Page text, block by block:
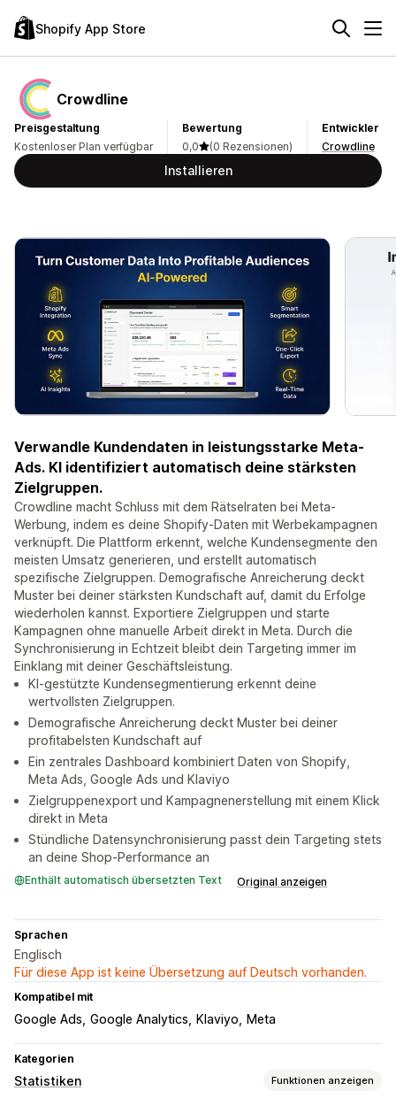
Shopify App Store
Crowdline
Preisgestaltung
Kostenloser Plan verfügbar
Bewertung
0,0
(0 Rezensionen)
Entwickler
Crowdline
Installieren
Verwandle Kundendaten in leistungsstarke Meta-
Ads. KI identifiziert automatisch deine stärksten
Zielgruppen.
Crowdline macht Schluss mit dem Rätselraten bei Meta-
Werbung, indem es deine Shopify-Daten mit Werbekampagnen
verknüpft. Die Plattform erkennt, welche Kundensegmente den
meisten Umsatz generieren, und erstellt automatisch
spezifische Zielgruppen. Demografische Anreicherung deckt
Muster bei deiner stärksten Kundschaft auf, damit du Erfolge
wiederholen kannst. Exportiere Zielgruppen und starte
Kampagnen ohne manuelle Arbeit direkt in Meta. Durch die
Synchronisierung in Echtzeit bleibt dein Targeting immer im
Einklang mit deiner Geschäftsleistung.
KI-gestützte Kundensegmentierung erkennt deine
wertvollsten Zielgruppen.
Demografische Anreicherung deckt Muster bei deiner
profitabelsten Kundschaft auf
Ein zentrales Dashboard kombiniert Daten von Shopify,
Meta Ads, Google Ads und Klaviyo
Zielgruppenexport und Kampagnenerstellung mit einem Klick
direkt in Meta
Stündliche Datensynchronisierung passt dein Targeting stets
an deine Shop-Performance an
Enthält automatisch übersetzten Text Original anzeigen
Sprachen
Englisch
Für diese App ist keine Übersetzung auf Deutsch vorhanden.
Kompatibel mit
Google Ads Google Analytics Klaviyo Meta
Kategorien
Statistiken Funktionen anzeigen